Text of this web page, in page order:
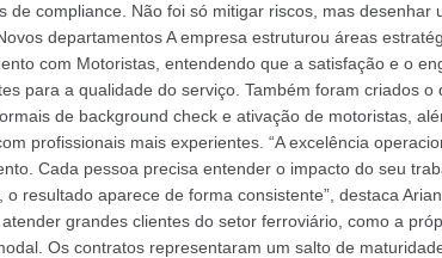
de compliance. Não foi só mitigar riscos, mas desenhar
departamentos A empresa estruturou áreas
com Motoristas, entendendo que a satisfação e o
para a qualidade do serviço. Também foram criados o
de background check e ativação de motoristas,
profissionais mais experientes. “A excelência
Cada pessoa precisa entender o impacto do seu
o resultado aparece de forma consistente”, destaca
grandes clientes do setor ferroviário, como a
Os contratos representaram um salto de